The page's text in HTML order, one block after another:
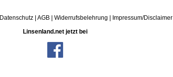
Datenschutz AGB Widerrufsbelehrung Impressum/Disclaimer
Linsenland.net jetzt bei